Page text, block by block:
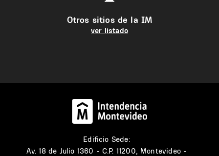
Otros sitios de la IM
ver listado
Edificio Sede:
Av. 18 de Julio 1360 - C.P. 11200, Montevideo -